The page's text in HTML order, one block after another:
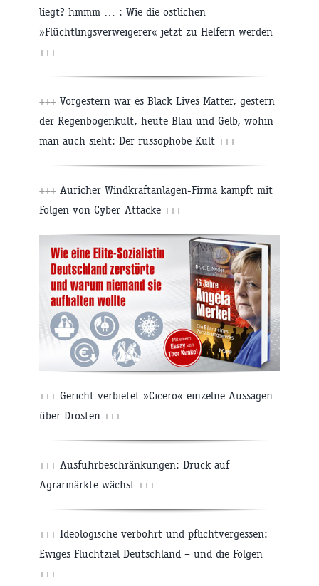
liegt? hmmm … : Wie die östlichen
»Flüchtlingsverweigerer« jetzt zu Helfern werden
+++
+++ Vorgestern war es Black Lives Matter, gestern
der Regenbogenkult, heute Blau und Gelb, wohin
man auch sieht: Der russophobe Kult +++
+++ Auricher Windkraftanlagen-Firma kämpft mit
Folgen von Cyber-Attacke +++
+++ Gericht verbietet »Cicero« einzelne Aussagen
über Drosten +++
+++ Ausfuhrbeschränkungen: Druck auf
Agrarmärkte wächst +++
+++ Ideologische verbohrt und pflichtvergessen:
Ewiges Fluchtziel Deutschland – und die Folgen
+++